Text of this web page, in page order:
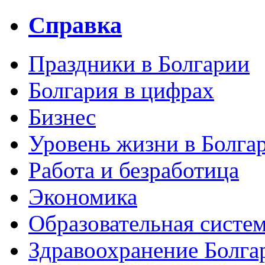
Справка
Праздники в Болгарии
Болгария в цифрах
Бизнес
Уровень жизни в
Работа и безработица
Экономика
Образовательная
Здравоохранение